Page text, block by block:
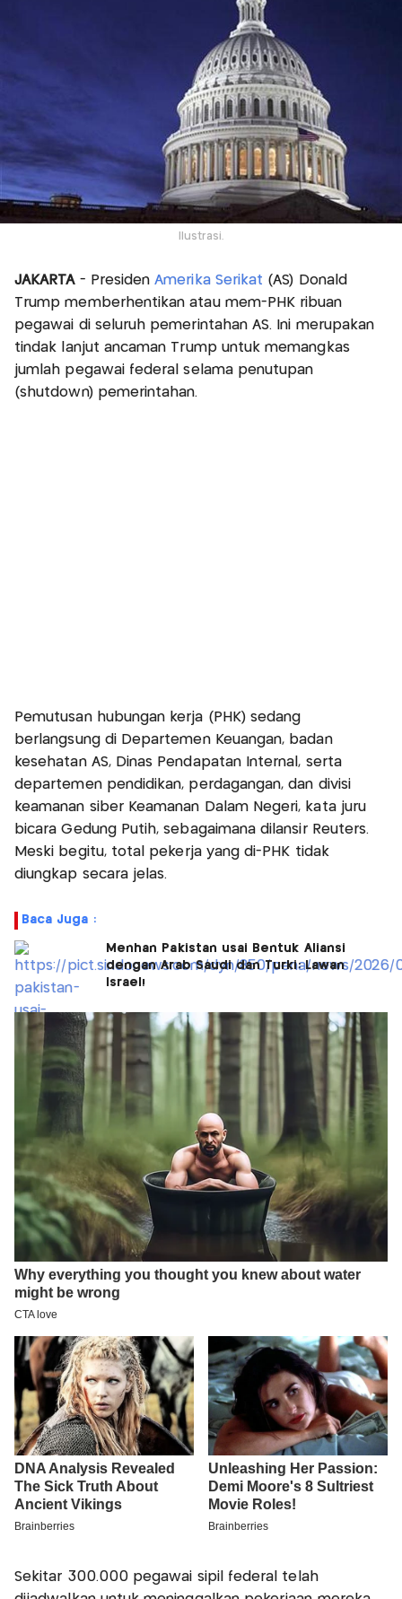
Ilustrasi.
JAKARTA - PresidenAmerika Serikat (AS) Donald
Trump memberhentikan atau mem-PHK ribuan
pegawai di seluruh pemerintahan AS. Ini merupakan
tindak lanjut ancaman Trump untuk memangkas
jumlah pegawai federal selama penutupan
(shutdown) pemerintahan.
Pemutusan hubungan kerja (PHK) sedang
berlangsung di Departemen Keuangan, badan
kesehatan AS, Dinas Pendapatan Internal, serta
departemen pendidikan, perdagangan, dan divisi
keamanan siber Keamanan Dalam Negeri, kata juru
bicara Gedung Putih, sebagaimana dilansir Reuters.
Meski begitu, total pekerja yang di-PHK tidak
diungkap secara jelas.
Baca Juga :
Menhan Pakistan usai Bentuk Aliansi
dengan Arab Saudi dan Turki: Lawan
Israel!
Sekitar 300.000 pegawai sipil federal telah